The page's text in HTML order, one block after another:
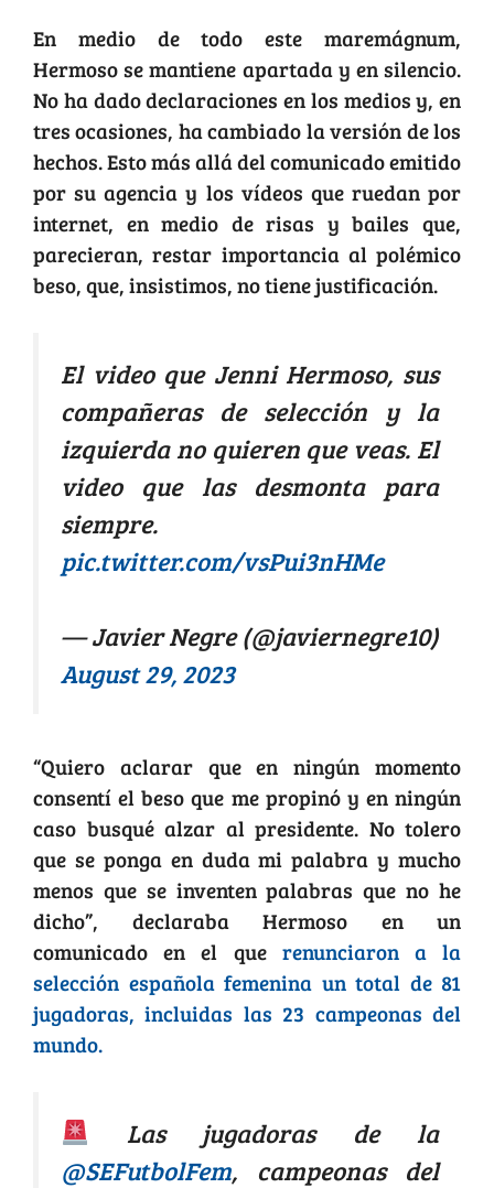
En medio de todo este maremágnum,
Hermoso se mantiene apartada y en silencio.
No ha dado declaraciones en los medios y, en
tres ocasiones, ha cambiado la versión de los
hechos. Esto más allá del comunicado emitido
por su agencia y los vídeos que ruedan por
internet, en medio de risas y bailes que,
parecieran, restar importancia al polémico
beso, que, insistimos, no tiene justificación.
El video que Jenni Hermoso, sus
compañeras de selección y la
izquierda no quieren que veas. El
video que las desmonta para
siempre.
pic.twitter.com/vsPui3nHMe
— Javier Negre (@javiernegre10)
August 29, 2023
“Quiero aclarar que en ningún momento
consentí el beso que me propinó y en ningún
caso busqué alzar al presidente. No tolero
que se ponga en duda mi palabra y mucho
menos que se inventen palabras que no he
dicho”, declaraba Hermoso en un
comunicado en el que renunciaron a la
selección española femenina un total de 81
jugadoras, incluidas las 23 campeonas del
mundo.
Las jugadoras de la
@SEFutbolFem, campeonas del